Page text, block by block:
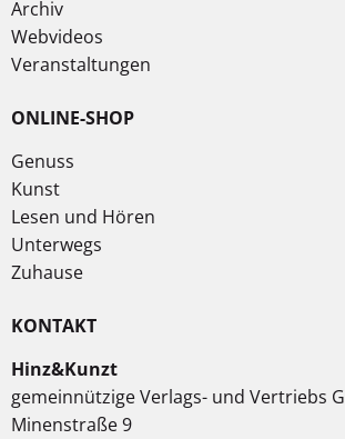
Archiv
Webvideos
Veranstaltungen
ONLINE-SHOP
Genuss
Kunst
Lesen und Hören
Unterwegs
Zuhause
KONTAKT
Hinz&Kunzt
gemeinnützige Verlags- und Vertriebs
Minenstraße 9